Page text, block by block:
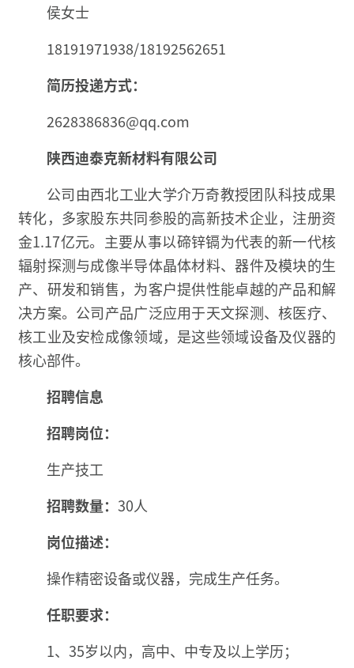
侯女士
18191971938/18192562651
简历投递方式：
2628386836@qq.com
陕西迪泰克新材料有限公司
公司由西北工业大学介万奇教授团队科技成果
转化，多家股东共同参股的高新技术企业，注册资
金1.17亿元。主要从事以碲锌镉为代表的新一代核
辐射探测与成像半导体晶体材料、器件及模块的生
产、研发和销售，为客户提供性能卓越的产品和解
决方案。公司产品广泛应用于天文探测、核医疗、
核工业及安检成像领域，是这些领域设备及仪器的
核心部件。
招聘信息
招聘岗位：
生产技工
招聘数量： 30人
岗位描述：
操作精密设备或仪器，完成生产任务。
任职要求：
1、35岁以内，高中、中专及以上学历；